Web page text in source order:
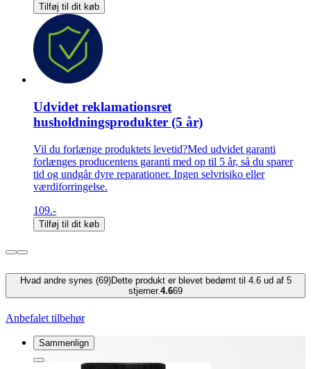
Tilføj til dit køb
Udvidet reklamationsret
husholdningsprodukter (5 år)
Vil du forlænge produktets levetid?Med udvidet garanti
forlænges producentens garanti med op til 5 år, så du sparer
tid og undgår dyre reparationer. Ingen selvrisiko eller
værdiforringelse.
109.-
Tilføj til dit køb
Hvad andre synes (69)Dette produkt er blevet bedømt til 4.6 ud af 5
stjerner.4.669
Anbefalet tilbehør
Sammenlign